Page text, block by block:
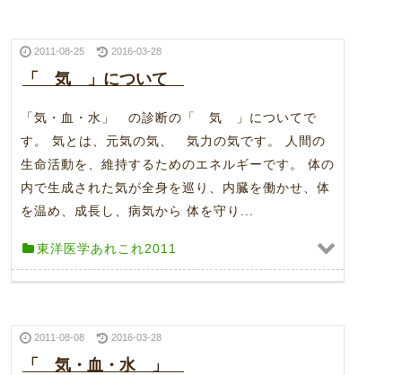
2011-08-25 2016-03-28
「 気 」について
「気・血・水」 の診断の「 気 」についてで
す。 気とは、元気の気、 気力の気です。 人間の
生命活動を、維持するためのエネルギーです。 体の
内で生成された気が全身を巡り、内臓を働かせ、体
を温め、成長し、病気から 体を守り...
東洋医学あれこれ2011
2011-08-08 2016-03-28
「 気・血・水 」